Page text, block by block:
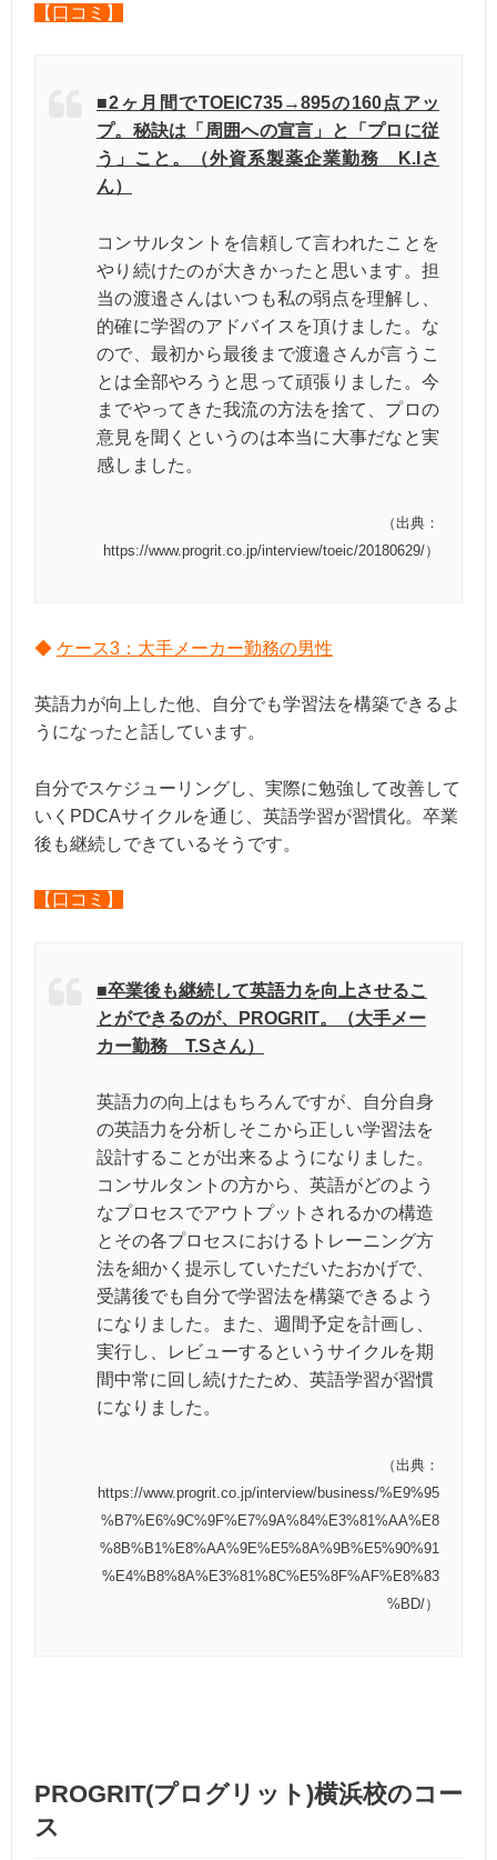
【口コミ】
■2ヶ月間でTOEIC735→895の160点アッ
プ。秘訣は「周囲への宣言」と「プロに従
う」こと。（外資系製薬企業勤務 K.Iさ
ん）
コンサルタントを信頼して言われたことを
やり続けたのが大きかったと思います。担
当の渡邉さんはいつも私の弱点を理解し、
的確に学習のアドバイスを頂けました。な
ので、最初から最後まで渡邉さんが言うこ
とは全部やろうと思って頑張りました。今
までやってきた我流の方法を捨て、プロの
意見を聞くというのは本当に大事だなと実
感しました。
（出典：
https://www.progrit.co.jp/interview/toeic/20180629/）
◆ ケース3：大手メーカー勤務の男性
英語力が向上した他、自分でも学習法を構築できるよ
うになったと話しています。
自分でスケジューリングし、実際に勉強して改善して
いくPDCAサイクルを通じ、英語学習が習慣化。卒業
後も継続しできているそうです。
【口コミ】
■卒業後も継続して英語力を向上させるこ
とができるのが、PROGRIT。（大手メー
カー勤務 T.Sさん）
英語力の向上はもちろんですが、自分自身
の英語力を分析しそこから正しい学習法を
設計することが出来るようになりました。
コンサルタントの方から、英語がどのよう
なプロセスでアウトプットされるかの構造
とその各プロセスにおけるトレーニング方
法を細かく提示していただいたおかげで、
受講後でも自分で学習法を構築できるよう
になりました。また、週間予定を計画し、
実行し、レビューするというサイクルを期
間中常に回し続けたため、英語学習が習慣
になりました。
（出典：
https://www.progrit.co.jp/interview/business/%E9%95
%B7%E6%9C%9F%E7%9A%84%E3%81%AA%E8
%8B%B1%E8%AA%9E%E5%8A%9B%E5%90%91
%E4%B8%8A%E3%81%8C%E5%8F%AF%E8%83
%BD/）
PROGRIT(プログリット)横浜校のコー
ス